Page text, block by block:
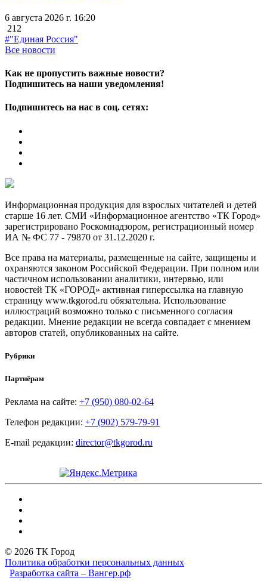
6 августа 2026 г. 16:20
212
#"Единая Россия"
Все новости
Как не пропустить важные новости?
Подпишитесь на наши уведомления!
Подпишитесь на нас в соц. сетях:
Информационная продукция для взрослых читателей и детей
старше 16 лет. СМИ «Информационное агентство «ТК Город»
зарегистрировано Роскомнадзором, регистрационный номер
ИА № ФС 77 - 79870 от 31.12.2020 г.
Все права на материалы, размещенные на сайте, защищены и
охраняются законом Российской Федерации. При полном или
частичном использовании аналитики, интервью, или
новостей ТК «ГОРОД» активная гиперссылка на главную
страницу www.tkgorod.ru обязательна. Использование
иллюстраций возможно только с письменного согласия
редакции. Мнение редакции не всегда совпадает с мнением
авторов статей, опубликованных на сайте.
Рубрики
Партнёрам
Реклама на сайте: +7 (950) 080-02-64
Телефон редакции: +7 (902) 579-79-91
E-mail редакции: director@tkgorod.ru
© 2026 ТК Город
Политика обработки персональных данных
Разработка сайта – Вангер.рф